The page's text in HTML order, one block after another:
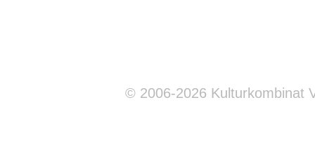
© 2006-2026